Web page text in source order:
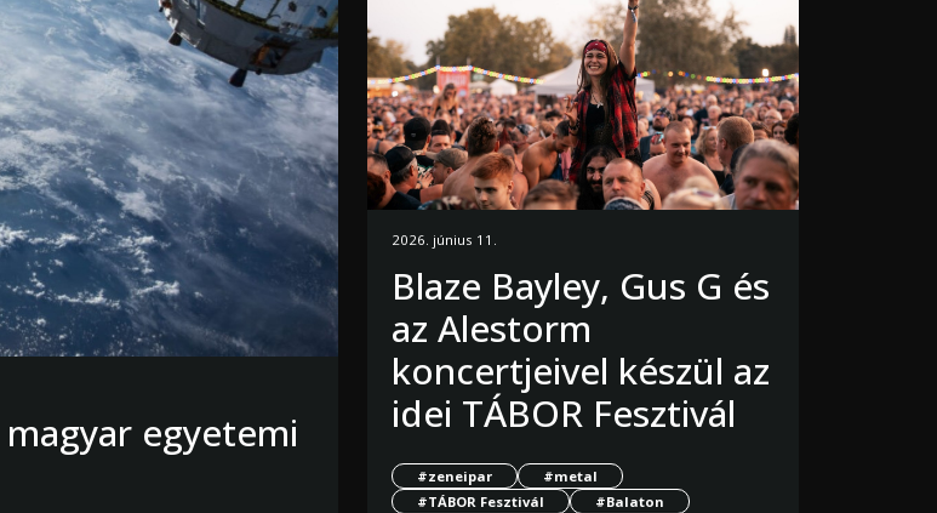
egyetemi
2026. június 11.
Blaze Bayley, Gus G és
az Alestorm
koncertjeivel készül az
idei TÁBOR Fesztivál
#zeneipar
#metal
#TÁBOR Fesztivál
#Balaton